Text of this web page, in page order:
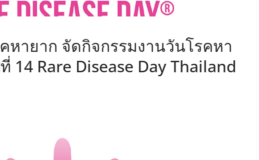
หายาก จัดกิจกรรมงานวันโรคหา
14 Rare Disease Day Thailand